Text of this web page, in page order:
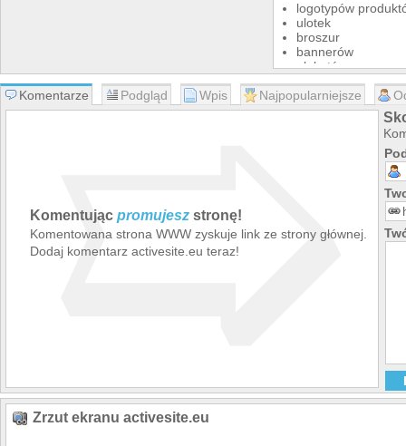
logotypów
ulotek
broszur
bannerów
plakatów
szablonów WWW
Dodatkowo
tłumaczenia tekstów
skutecznie wyróżnić
Komentarze Podgląd Wpis Najpopularniejsze
Komentując promujesz stronę!
Komentowana strona WWW zyskuje link ze strony głównej.
Dodaj komentarz activesite.eu teraz!
➯
Zrzut ekranu activesite.eu